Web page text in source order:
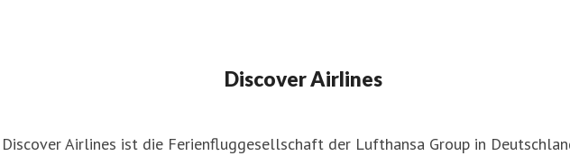
Discover Airlines
Discover Airlines ist die Ferienfluggesellschaft der Lufthansa Group in